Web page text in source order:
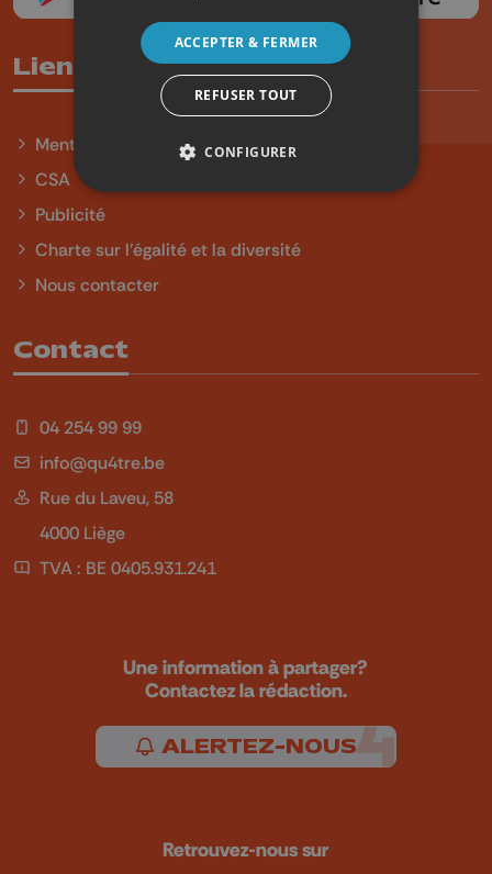
Liens utiles
Mentions légales
CSA
Publicité
Charte sur l'égalité et la diversité
Nous contacter
Contact
04 254 99 99
info@qu4tre.be
Rue du Laveu, 58
4000 Liège
TVA : BE 0405.931.241
Une information à partager?
Contactez la rédaction.
ALERTEZ-NOUS
Retrouvez-nous sur
ACCEPTER & FERMER
REFUSER TOUT
CONFIGURER